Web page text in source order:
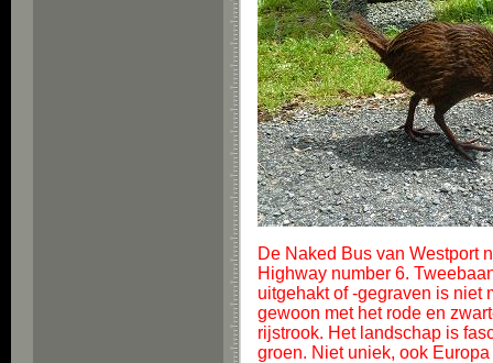
De Naked Bus van Westport
Highway number 6.
uitgehakt of -gegraven is niet
gewoon met het rode en
rijstrook. Het landschap is
groen. Niet uniek, ook